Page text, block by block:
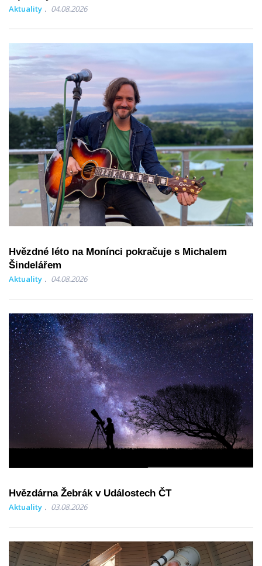
Aktuality 04.08.2026
Hvězdné léto na Monínci pokračuje s Michalem
Šindelářem
Aktuality 04.08.2026
Hvězdárna Žebrák v Událostech ČT
Aktuality 03.08.2026